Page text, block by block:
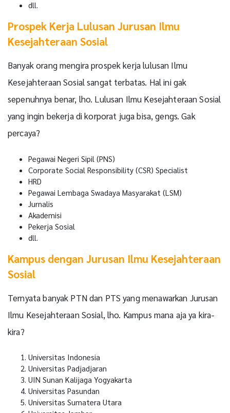
dll.
Prospek Kerja Lulusan Jurusan Ilmu
Kesejahteraan Sosial
Banyak orang mengira prospek kerja lulusan Ilmu
Kesejahteraan Sosial sangat terbatas. Hal ini gak
sepenuhnya benar, lho. Lulusan Ilmu Kesejahteraan Sosial
yang ingin bekerja di korporat juga bisa, gengs. Gak
percaya?
Pegawai Negeri Sipil (PNS)
Corporate Social Responsibility (CSR) Specialist
HRD
Pegawai Lembaga Swadaya Masyarakat (LSM)
Jurnalis
Akademisi
Pekerja Sosial
dll.
Kampus dengan Jurusan Ilmu Kesejahteraan
Sosial
Ternyata banyak PTN dan PTS yang menawarkan Jurusan
Ilmu Kesejahteraan Sosial, lho. Kampus mana aja ya kira-
kira?
Universitas Indonesia
Universitas Padjadjaran
UIN Sunan Kalijaga Yogyakarta
Universitas Pasundan
Universitas Sumatera Utara